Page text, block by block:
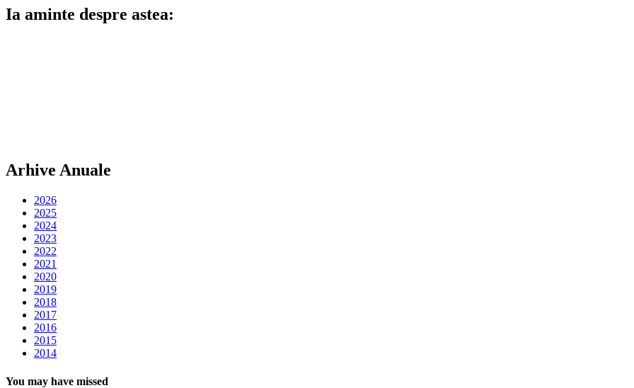
Ia aminte despre astea:
Arhive Anuale
2026
2025
2024
2023
2022
2021
2020
2019
2018
2017
2016
2015
2014
You may have missed